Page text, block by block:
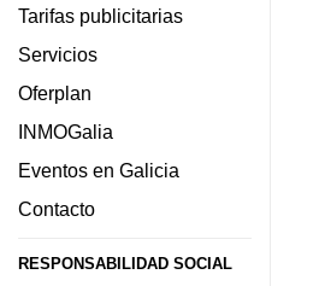
Tarifas publicitarias
Servicios
Oferplan
INMOGalia
Eventos en Galicia
Contacto
RESPONSABILIDAD SOCIAL